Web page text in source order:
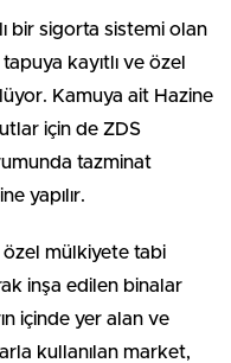
bir sigorta sistemi olan
kayıtlı ve özel
Kamuya ait Hazine
için de ZDS
tazminat
yapılır.
özel mülkiyete tabi
inşa edilen binalar
içinde yer alan ve
kullanılan market,